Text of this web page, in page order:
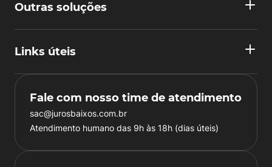
Outras soluções
Links úteis
Fale com nosso time de atendimento
sac@jurosbaixos.com.br
Atendimento humano das 9h às 18h (dias úteis)